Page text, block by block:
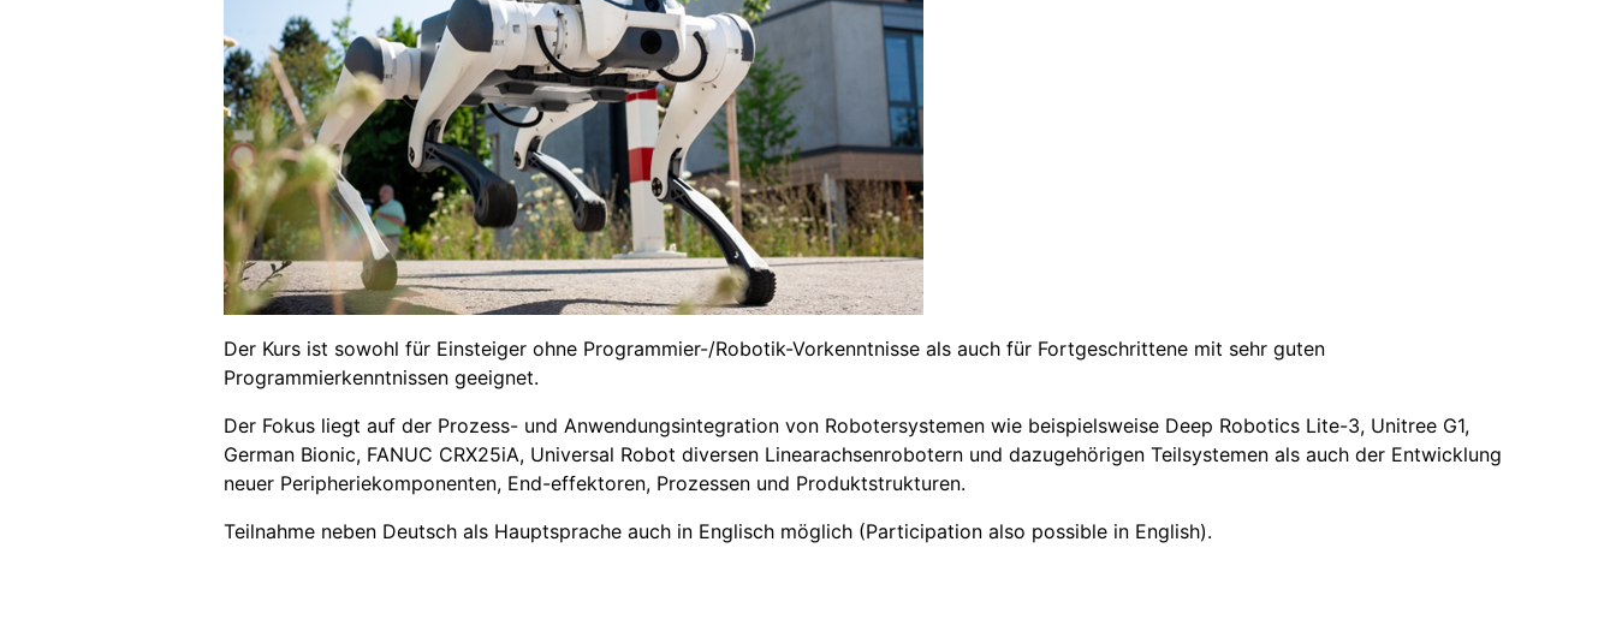
Der Kurs ist sowohl für Einsteiger ohne Programmier-/Robotik-Vorkenntnisse als auch für Fortgeschrittene mit sehr guten
Programmierkenntnissen geeignet.
Der Fokus liegt auf der Prozess- und Anwendungsintegration von Robotersystemen wie beispielsweise Deep Robotics Lite-3, Unitree G1,
German Bionic, FANUC CRX25iA, Universal Robot diversen Linearachsenrobotern und dazugehörigen Teilsystemen als auch der Entwicklung
neuer Peripheriekomponenten, End-effektoren, Prozessen und Produktstrukturen.
Teilnahme neben Deutsch als Hauptsprache auch in Englisch möglich (Participation also possible in English).